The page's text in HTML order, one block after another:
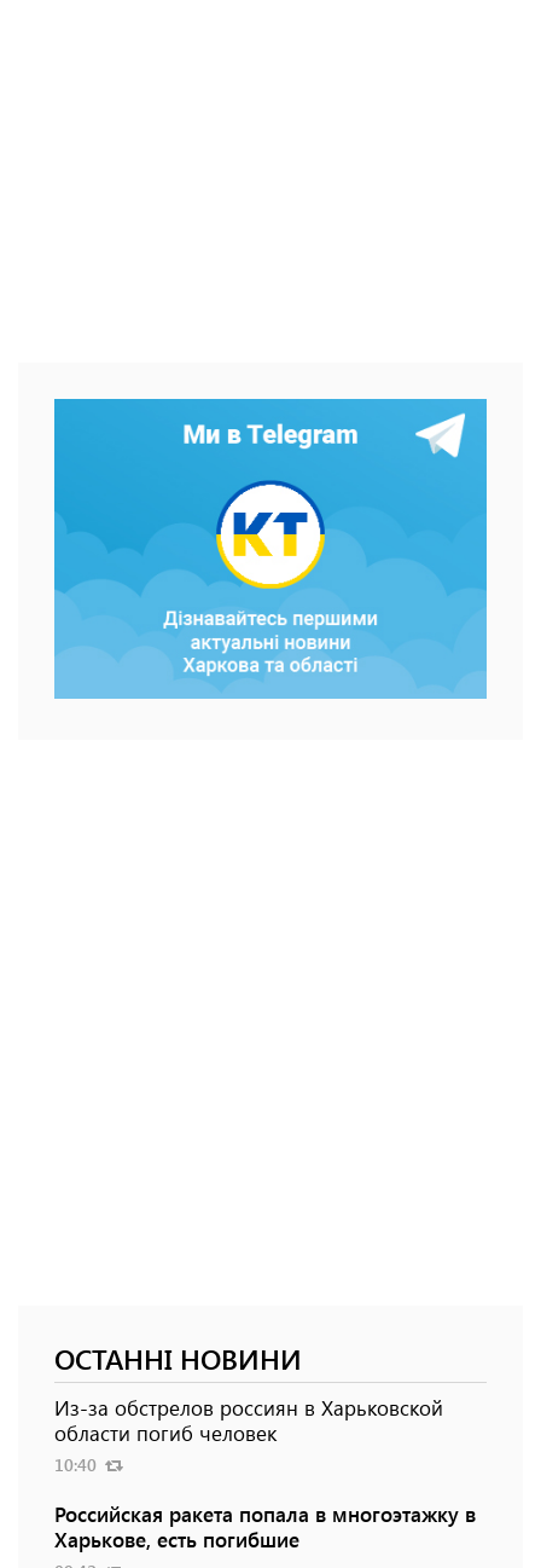
ОСТАННІ НОВИНИ
Из-за обстрелов россиян в Харьковской
области погиб человек
10:40
Российская ракета попала в многоэтажку в
Харькове, есть погибшие